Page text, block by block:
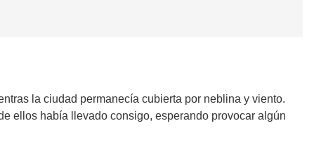
la ciudad permanecía cubierta por neblina y viento.
ellos había llevado consigo, esperando provocar algún